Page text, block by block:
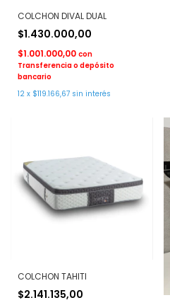
COLCHON DIVAL DUAL
$1.430.000,00
$1.001.000,00 con
Transferencia o depósito
bancario
12 x $119.166,67 sin interés
COLCHON TAHITI
$2.141.135,00